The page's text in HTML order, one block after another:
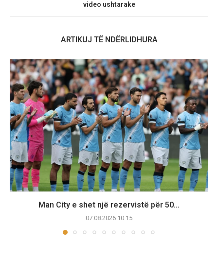
video ushtarake
ARTIKUJ TË NDËRLIDHURA
Man City e shet një rezervistë për 50...
07.08.2026 10:15